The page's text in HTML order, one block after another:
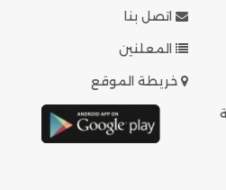
اتصل بنا
المعلنين
خريطة الموقع